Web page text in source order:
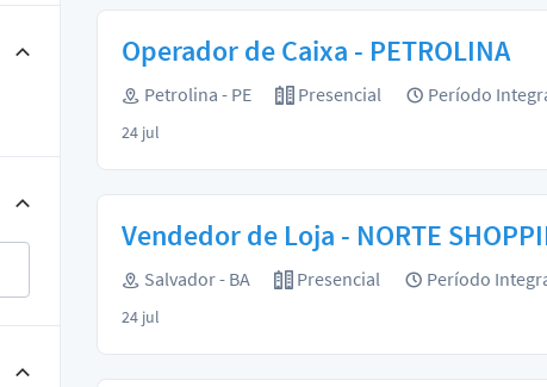
Operador de Caixa - PETROLINA
Petrolina - PE Presencial Período
24 jul
Vendedor de Loja - NORTE
Salvador - BA Presencial Período
24 jul